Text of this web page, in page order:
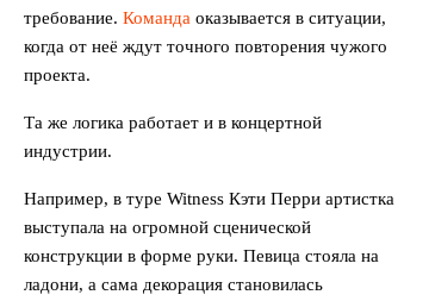
требование. Команда оказывается в ситуации,
когда от неё ждут точного повторения чужого
проекта.
Та же логика работает и в концертной
индустрии.
Например, в туре Witness Кэти Перри артистка
выступала на огромной сценической
конструкции в форме руки. Певица стояла на
ладони, а сама декорация становилась